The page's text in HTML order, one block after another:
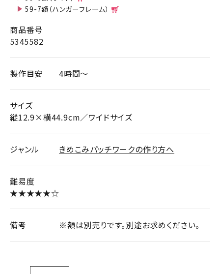
59-7額（ハンガーフレーム）
商品番号
5345582
製作目安 4時間～
サイズ
縦12.9×横44.9cm／ワイドサイズ
ジャンル きめこみパッチワークの作り方へ
難易度
★★★★★☆
備考 ※額は別売りです。別途お求めください。